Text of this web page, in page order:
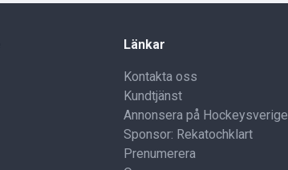
Länkar
Kontakta oss
Kundtjänst
Annonsera på Hockeysverige
Sponsor: Rekatochklart
Prenumerera